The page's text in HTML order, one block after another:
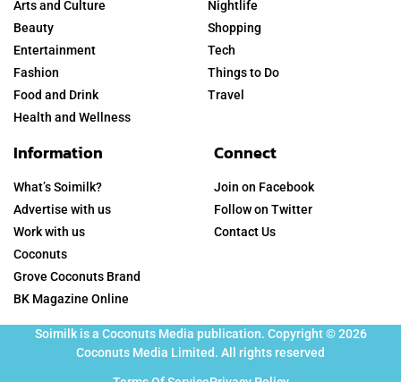
Arts and Culture
Beauty
Entertainment
Fashion
Food and Drink
Health and Wellness
Nightlife
Shopping
Tech
Things to Do
Travel
Information
What’s Soimilk?
Advertise with us
Work with us
Coconuts
Grove Coconuts Brand
BK Magazine Online
Connect
Join on Facebook
Follow on Twitter
Contact Us
Soimilk is a Coconuts Media publication. Copyright © 2026
Coconuts Media Limited. All rights reserved